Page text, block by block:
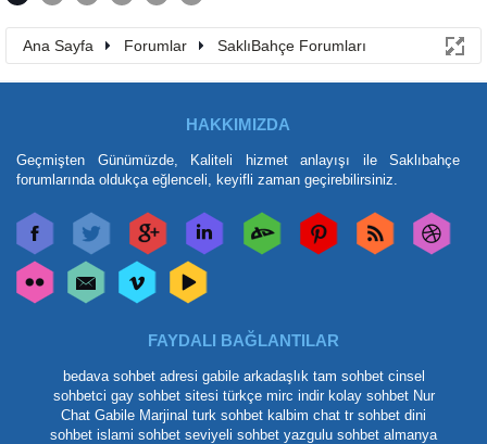
Ana Sayfa Forumlar SaklıBahçe Forumları
HAKKIMIZDA
Geçmişten Günümüzde, Kaliteli hizmet anlayışı ile Saklıbahçe
forumlarında oldukça eğlenceli, keyifli zaman geçirebilirsiniz.
FAYDALI BAĞLANTILAR
bedava sohbet adresi gabile arkadaşlık tam sohbet cinsel
sohbetci gay sohbet sitesi türkçe mirc indir kolay sohbet Nur
Chat Gabile Marjinal turk sohbet kalbim chat tr sohbet dini
sohbet islami sohbet seviyeli sohbet yazgulu sohbet almanya